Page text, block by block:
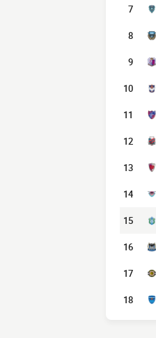
7
8
9
10
11
12
13
14
15
16
17
18